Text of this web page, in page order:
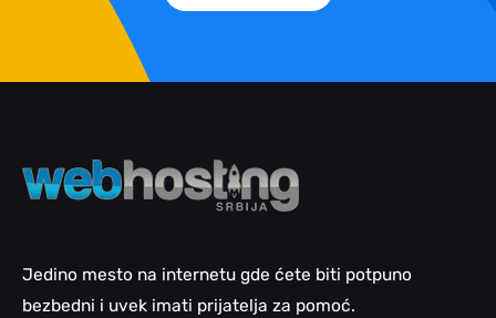
Jedino mesto na internetu gde ćete biti potpuno
bezbedni i uvek imati prijatelja za pomoć.